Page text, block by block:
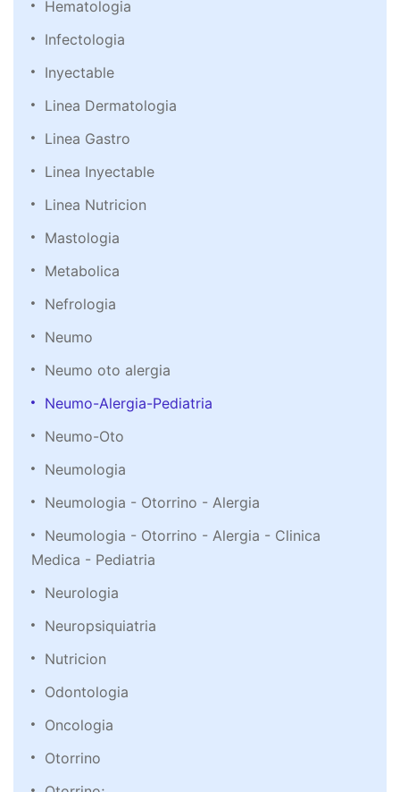
Hematologia
Infectologia
Inyectable
Linea Dermatologia
Linea Gastro
Linea Inyectable
Linea Nutricion
Mastologia
Metabolica
Nefrologia
Neumo
Neumo oto alergia
Neumo-Alergia-Pediatria
Neumo-Oto
Neumologia
Neumologia - Otorrino - Alergia
Neumologia - Otorrino - Alergia - Clinica
Medica - Pediatria
Neurologia
Neuropsiquiatria
Nutricion
Odontologia
Oncologia
Otorrino